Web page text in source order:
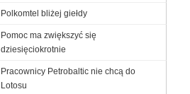
Polkomtel bliżej giełdy
Pomoc ma zwiększyć się
dziesięciokrotnie
Pracownicy Petrobaltic nie chcą do
Lotosu